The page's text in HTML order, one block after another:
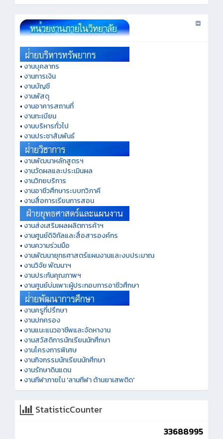
•งานบุคลากร
•งานการเงิน
•งานบัญชี
•งานพัสดุ
•งานอาคารสถานที่
•งานทะเบียน
•งานบริหารทั่วไป
•งานประชาสัมพันธ์
•งานพัฒนาหลักสูตรฯ
•งานวัดผลและประเมินผล
•งานวิทยบริการ
•งานอาชีวศึกษาระบบทวิภาคี
•งานสื่อการเรียนการสอน
•งานส่งเสริมผลผลิตการค้าฯ
•งานศูนย์ดิจิทัลและสื่อสารองค์กร
•งานความร่วมมือ
•งานพัฒนายุทธศาสตร์แผนงานและงบประมาณ
•งานวิจัย พัฒนาฯ
•งานประกันคุณภาพฯ
•งานศูนย์บ่มเพาะผู้ประกอบการอาชีวศึกษา
•งานครูที่ปรึกษา
•งานปกครอง
•งานแนะแนวอาชีพและจัดหางาน
•งานสวัสดิการนักเรียนนักศึกษา
•งานโครงการพิเศษ
•งานกิจกรรมนักเรียนนักศึกษา
•งานรักษาดินแดน
•งานกีฬาภายใน 'ลานกีฬา ต้านยาเสพติด'
StatisticCounter
33688995